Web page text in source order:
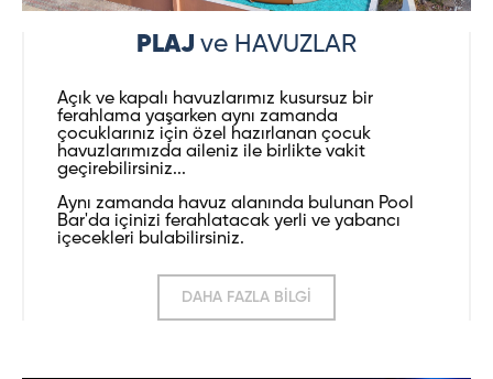
PLAJ ve HAVUZLAR
Açık ve kapalı havuzlarımız kusursuz bir
ferahlama yaşarken aynı zamanda
çocuklarınız için özel hazırlanan çocuk
havuzlarımızda aileniz ile birlikte vakit
geçirebilirsiniz...
Aynı zamanda havuz alanında bulunan Pool
Bar'da içinizi ferahlatacak yerli ve yabancı
içecekleri bulabilirsiniz.
DAHA FAZLA BİLGİ